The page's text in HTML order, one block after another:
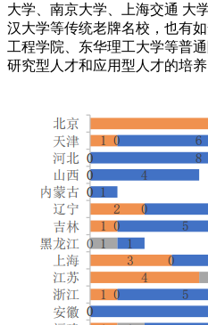
大学、南京大学、上海交通 大
汉大学等传统老牌名校，也有
工程学院、东华理工大学等普
研究型人才和应用型人才的培养